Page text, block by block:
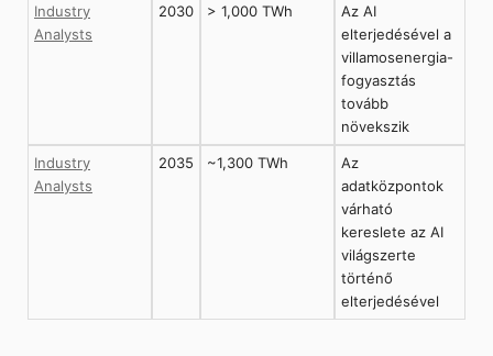
Industry
Analysts
2030 > 1,000 TWh
Az AI
elterjedésével a
villamosenergia-
fogyasztás
tovább
növekszik
Industry
Analysts
2035 ~1,300 TWh
Az
adatközpontok
várható
kereslete az AI
világszerte
történő
elterjedésével